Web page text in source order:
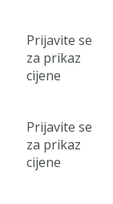
Prijavite se
za prikaz
cijene
Prijavite se
za prikaz
cijene